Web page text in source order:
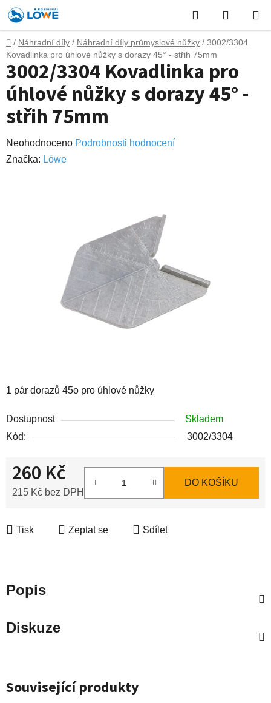
Přejít
na
obsah
Hledat
KOŠÍK
Domů
/ Náhradní díly / Náhradní díly průmyslové nůžky / 3002/3304
Kovadlinka pro úhlové nůžky s dorazy 45° - střih 75mm
1 pár dorazů 45o pro úhlové nůžky
Dostupnost
Skladem
Kód:
3002/3304
260 Kč
215 Kč bez DPH
DO KOŠÍKU
Tisk Zeptat se Sdílet
3002/3304 Kovadlinka pro
úhlové nůžky s dorazy 45° -
střih 75mm
Průměrné
hodnocení
Neohodnoceno Podrobnosti hodnocení
Značka: Lӧwe
Popis
Diskuze
Související produkty